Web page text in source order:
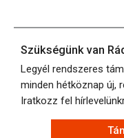
Szükségünk van
Legyél rendszeres
minden hétköznap új,
Iratkozz fel